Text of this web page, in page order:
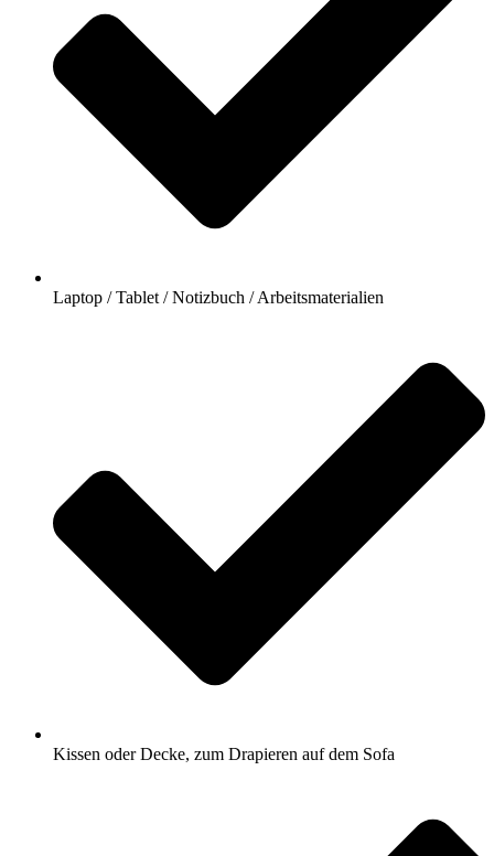
Laptop / Tablet / Notizbuch / Arbeitsmaterialien
Kissen oder Decke, zum Drapieren auf dem Sofa